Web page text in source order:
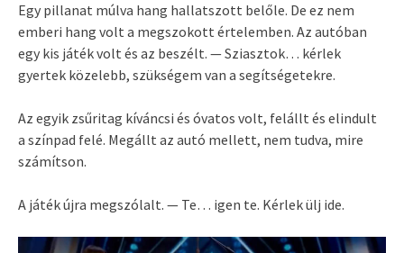
Egy pillanat múlva hang hallatszott belőle. De ez nem
emberi hang volt a megszokott értelemben. Az autóban
egy kis játék volt és az beszélt. — Sziasztok… kérlek
gyertek közelebb, szükségem van a segítségetekre.
Az egyik zsűritag kíváncsi és óvatos volt, felállt és elindult
a színpad felé. Megállt az autó mellett, nem tudva, mire
számítson.
A játék újra megszólalt. — Te… igen te. Kérlek ülj ide.